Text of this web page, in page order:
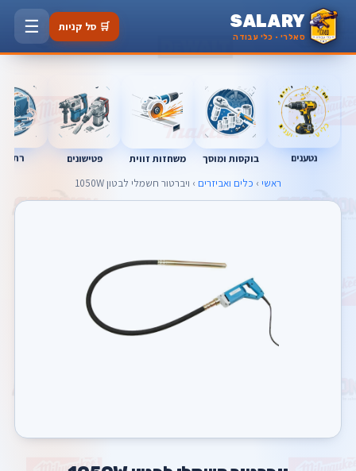
SALARY
סאלרי · כלי עבודה
🛒 סל קניות ☰
נטענים בוקסות ומוסך משחזות זווית פטישונים
ראשי › כלים ואביזרים › ויברטור חשמלי לבטון 1050W